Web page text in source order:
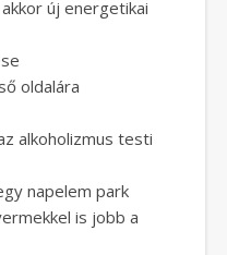
új energetikai
oldalára
alkoholizmus testi
napelem park
is jobb a